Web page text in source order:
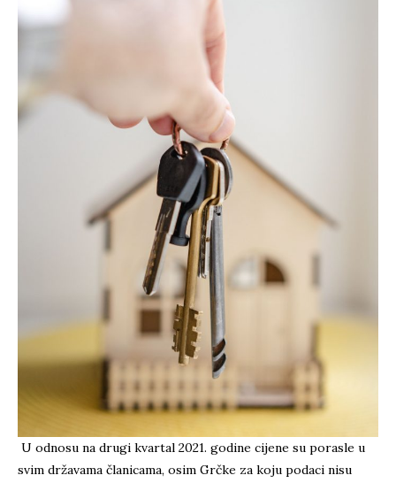
U odnosu na drugi kvartal 2021. godine cijene su porasle u
svim državama članicama, osim Grčke za koju podaci nisu